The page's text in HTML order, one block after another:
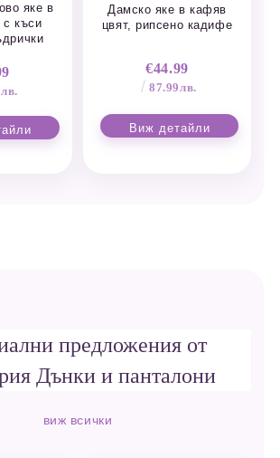
яке в
с къси
Дамско яке в кафяв
цвят, рипсено кадифе
€44.99
87.99лв.
Виж детайли
предложения от
Дънки и панталони
виж всички